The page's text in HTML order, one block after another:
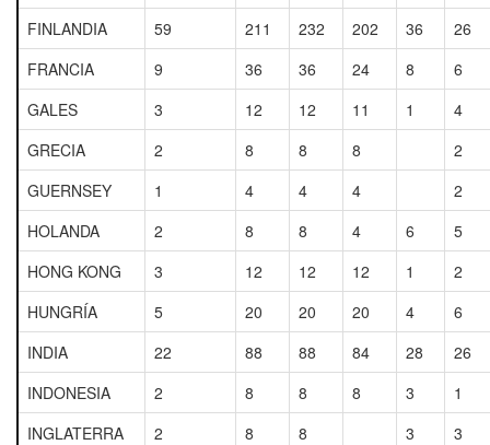
FINLANDIA 59 211 232 202 36
26
FRANCIA
9 36 36 24 8
6
GALES
3 12 12 11 1
4
GRECIA
2 8 8 8
2
GUERNSEY
1 4 4 4
2
HOLANDA
2 8 8 4 6
5
HONG KONG
3 12 12 12 1
2
HUNGRÍA
5 20 20 20 4
6
INDIA
22 88 88 84 28
26
INDONESIA
2 8 8 8 3
1
INGLATERRA
2 8 8 3
3